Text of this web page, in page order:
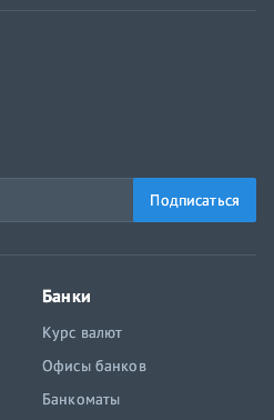
Подписаться
Банки
Курс валют
Офисы банков
Банкоматы